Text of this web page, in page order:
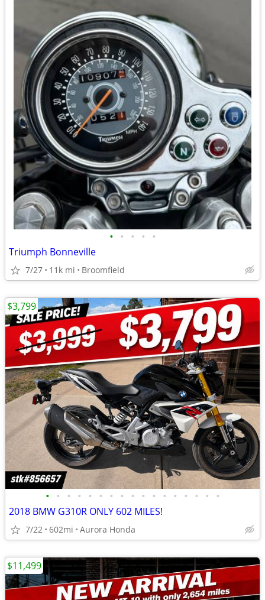
• • • • •
Triumph Bonneville
7/27 11k mi Broomfield
• • • • • • • • • • • • • • • • •
2018 BMW G310R ONLY 602 MILES!
7/22 602mi Aurora Honda
$3,799
$11,499